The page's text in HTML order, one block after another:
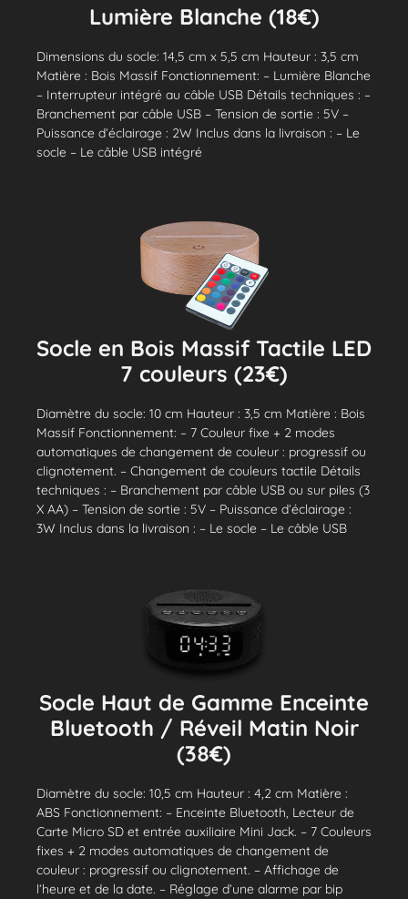
Lumière Blanche (18€)
Dimensions du socle: 14,5 cm x 5,5 cm Hauteur : 3,5 cm
Matière : Bois Massif Fonctionnement: – Lumière Blanche
– Interrupteur intégré au câble USB Détails techniques : –
Branchement par câble USB – Tension de sortie : 5V –
Puissance d’éclairage : 2W Inclus dans la livraison : – Le
socle – Le câble USB intégré
Socle en Bois Massif Tactile LED
7 couleurs (23€)
Diamètre du socle: 10 cm Hauteur : 3,5 cm Matière : Bois
Massif Fonctionnement: – 7 Couleur fixe + 2 modes
automatiques de changement de couleur : progressif ou
clignotement. – Changement de couleurs tactile Détails
techniques : – Branchement par câble USB ou sur piles (3
X AA) – Tension de sortie : 5V – Puissance d’éclairage :
3W Inclus dans la livraison : – Le socle – Le câble USB
Socle Haut de Gamme Enceinte
Bluetooth / Réveil Matin Noir
(38€)
Diamètre du socle: 10,5 cm Hauteur : 4,2 cm Matière :
ABS Fonctionnement: – Enceinte Bluetooth, Lecteur de
Carte Micro SD et entrée auxiliaire Mini Jack. – 7 Couleurs
fixes + 2 modes automatiques de changement de
couleur : progressif ou clignotement. – Affichage de
l’heure et de la date. – Réglage d’une alarme par bip